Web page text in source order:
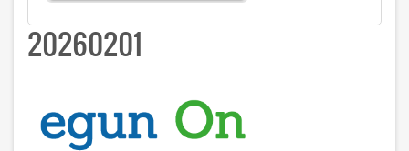
20260201